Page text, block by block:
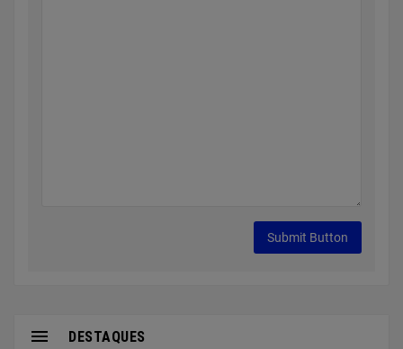
DESTAQUES
